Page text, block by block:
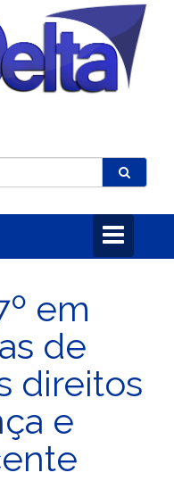
Toggle
navigation
em
de
direitos
e